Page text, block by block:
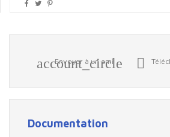
account_circle
Envoyer à un ami 
Documentation